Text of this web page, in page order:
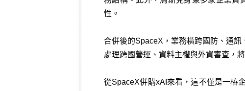
性。
合併後的SpaceX，業務橫跨國防、通
處理跨國營運、資料主權與外資審查，
從SpaceX併購xAI來看，這不僅是一樁